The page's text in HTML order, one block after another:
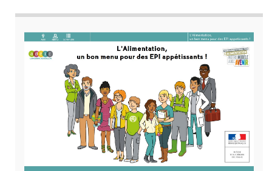
épisode.Voyages…